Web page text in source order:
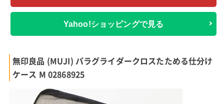
Yahoo!ショッピングで見る
無印良品 (MUJI) パラグライダークロスたためる仕分け
ケース M 02868925